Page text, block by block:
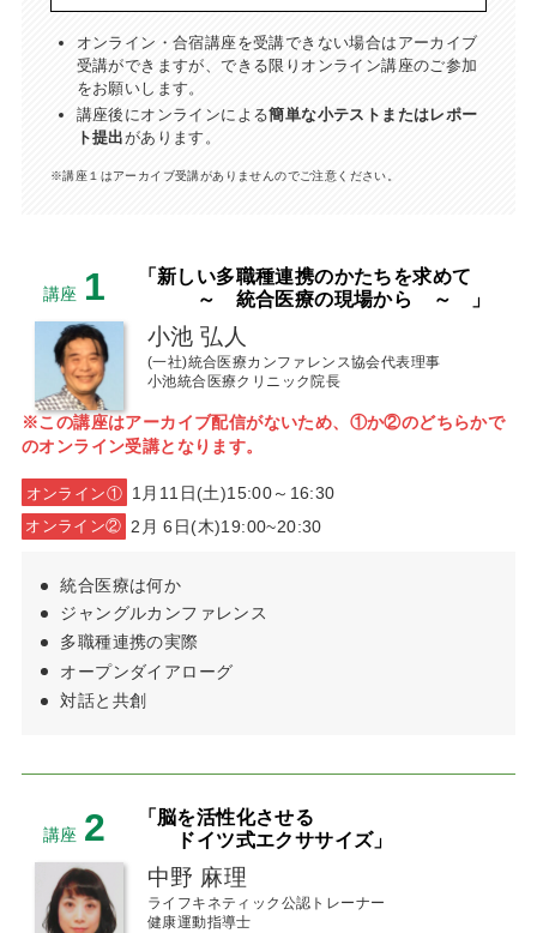
オンライン・合宿講座を受講できない場合はアーカイブ
受講ができますが、できる限りオンライン講座のご参加
をお願いします。
講座後にオンラインによる簡単な小テストまたはレポー
ト提出があります。
※講座１はアーカイブ受講がありませんのでご注意ください。
講座 1
「新しい多職種連携のかたちを求めて
～ 統合医療の現場から ～ 」
小池 弘人
(一社)統合医療カンファレンス協会代表理事
小池統合医療クリニック院長
※この講座はアーカイブ配信がないため、①か②のどちらかで
のオンライン受講となります。
オンライン① 1月11日(土)15:00～16:30
オンライン② 2月 6日(木)19:00~20:30
統合医療は何か
ジャングルカンファレンス
多職種連携の実際
オープンダイアローグ
対話と共創
講座 2
「脳を活性化させる
ドイツ式エクササイズ」
中野 麻理
ライフキネティック公認トレーナー
健康運動指導士